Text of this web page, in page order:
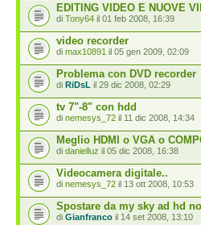
EDITING VIDEO E NUOVE
di Tony64 il 01 feb 2008, 16:39
video recorder
di max10891 il 05 gen 2009, 02:09
Problema con DVD recorder
di RiDsL il 29 dic 2008, 02:29
tv 7"-8" con hdd
di nemesys_72 il 11 dic 2008, 14:34
Meglio HDMI o VGA o
di danielluz il 05 dic 2008, 16:38
Videocamera digitale..
di nemesys_72 il 13 ott 2008, 10:53
Spostare da my sky ad hd
di Gianfranco il 14 set 2008, 13:10